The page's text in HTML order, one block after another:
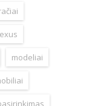
modeliai